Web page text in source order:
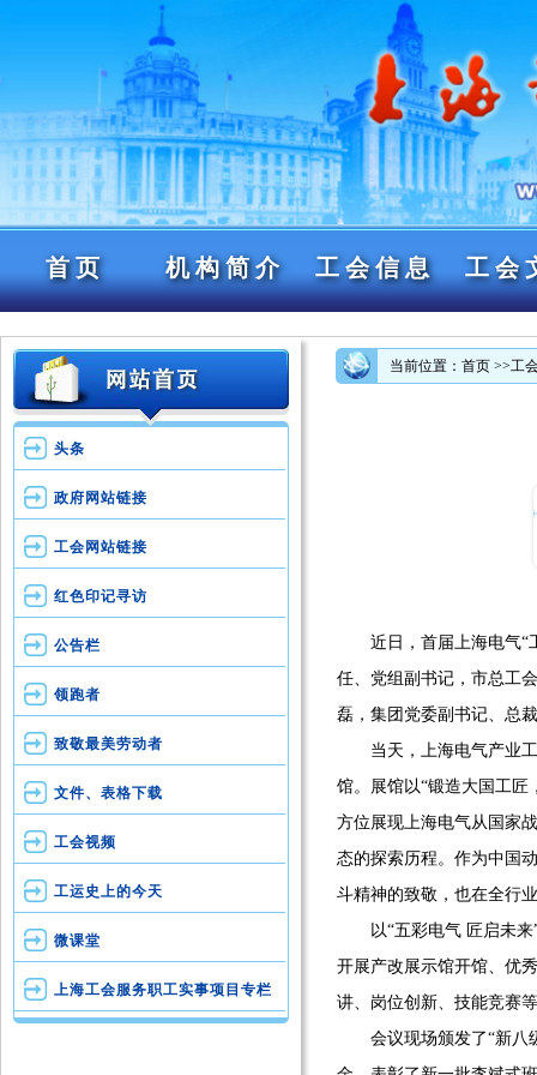
首页 机构简介 工会信息 工会
头条
政府网站链接
工会网站链接
红色印记寻访
公告栏
领跑者
致敬最美劳动者
文件、表格下载
工会视频
工运史上的今天
微课堂
上海工会服务职工实事项目专栏
当前位置：首页 >>工
近日，首届上海电气“工
任、党组副书记，市总工
磊，集团党委副书记、总
当天，上海电气产业工
馆。展馆以“锻造大国工匠
方位展现上海电气从国家
态的探索历程。作为中国
斗精神的致敬，也在全行
以“五彩电气 匠启未来”
开展产改展示馆开馆、优
讲、岗位创新、技能竞赛
会议现场颁发了“新八级